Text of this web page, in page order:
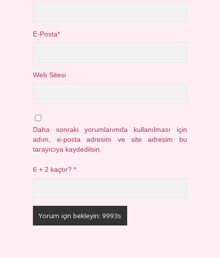
E-Posta*
Web Sitesi
Daha sonraki yorumlarımda kullanılması için
adım, e-posta adresim ve site adresim bu
tarayıcıya kaydedilsin.
6 + 2 kaçtır?*